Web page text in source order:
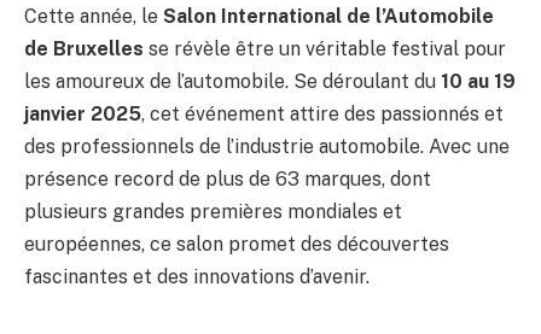
Cette année, le Salon International de l’Automobile
de Bruxelles se révèle être un véritable festival pour
les amoureux de l’automobile. Se déroulant du 10 au 19
janvier 2025, cet événement attire des passionnés et
des professionnels de l’industrie automobile. Avec une
présence record de plus de 63 marques, dont
plusieurs grandes premières mondiales et
européennes, ce salon promet des découvertes
fascinantes et des innovations d’avenir.